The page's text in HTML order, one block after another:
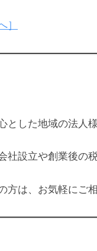
］
とした地域の法人
社設立や創業後の
は、お気軽にご相